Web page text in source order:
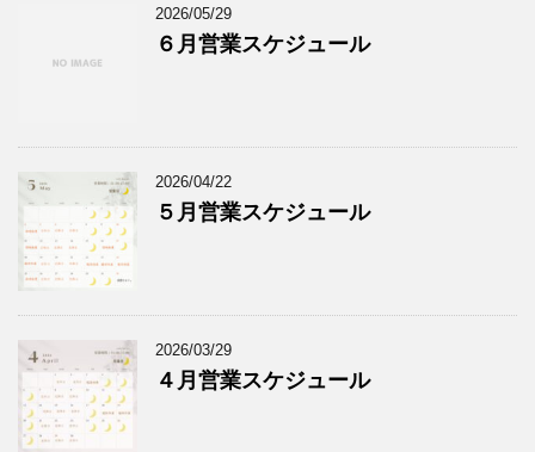
2026/05/29
６月営業スケジュール
2026/04/22
５月営業スケジュール
2026/03/29
４月営業スケジュール